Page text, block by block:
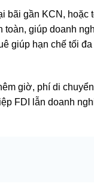
bãi gần KCN, hoặc
toàn, giúp doanh
giúp hạn chế tối
giờ, phí di
FDI lẫn doanh